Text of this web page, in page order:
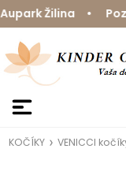
Žilina •
KOČÍKY VENICCI